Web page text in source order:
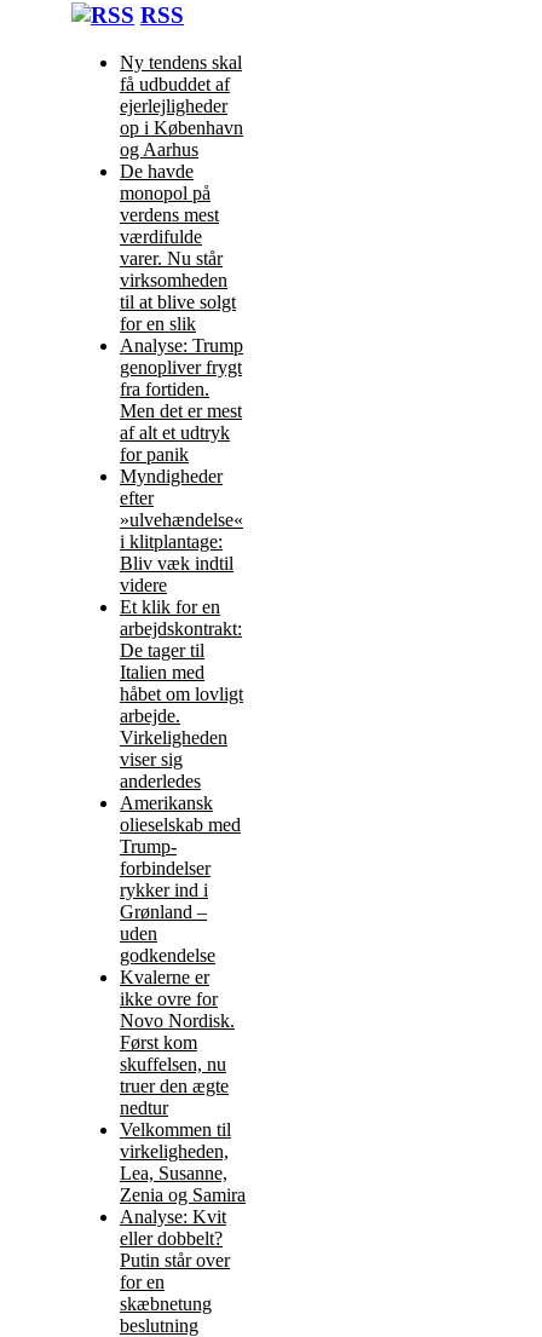
RSS
Ny tendens skal
få udbuddet af
ejerlejligheder
op i København
og Aarhus
De havde
monopol på
verdens mest
værdifulde
varer. Nu står
virksomheden
til at blive solgt
for en slik
Analyse: Trump
genopliver frygt
fra fortiden.
Men det er mest
af alt et udtryk
for panik
Myndigheder
efter
»ulvehændelse«
i klitplantage:
Bliv væk indtil
videre
Et klik for en
arbejdskontrakt:
De tager til
Italien med
håbet om lovligt
arbejde.
Virkeligheden
viser sig
anderledes
Amerikansk
olieselskab med
Trump-
forbindelser
rykker ind i
Grønland –
uden
godkendelse
Kvalerne er
ikke ovre for
Novo Nordisk.
Først kom
skuffelsen, nu
truer den ægte
nedtur
Velkommen til
virkeligheden,
Lea, Susanne,
Zenia og Samira
Analyse: Kvit
eller dobbelt?
Putin står over
for en
skæbnetung
beslutning